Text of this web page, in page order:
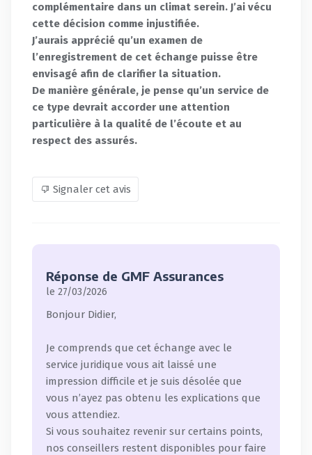
complémentaire dans un climat serein. J’ai vécu
cette décision comme injustifiée.
J’aurais apprécié qu’un examen de
l’enregistrement de cet échange puisse être
envisagé afin de clarifier la situation.
De manière générale, je pense qu’un service de
ce type devrait accorder une attention
particulière à la qualité de l’écoute et au
respect des assurés.
Signaler cet avis
Réponse de GMF Assurances
le 27/03/2026
Bonjour Didier,
Je comprends que cet échange avec le
service juridique vous ait laissé une
impression difficile et je suis désolée que
vous n’ayez pas obtenu les explications que
vous attendiez.
Si vous souhaitez revenir sur certains points,
nos conseillers restent disponibles pour faire